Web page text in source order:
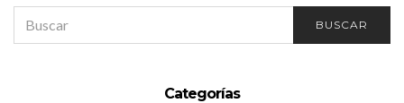
FOR:
BUSCAR
Categorías